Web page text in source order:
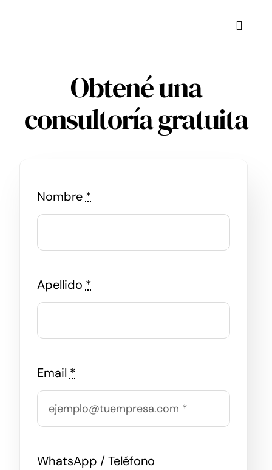
Toggle
Obtené una
consultoríagratuita
Nombre *
Apellido *
Email *
WhatsApp / Teléfono